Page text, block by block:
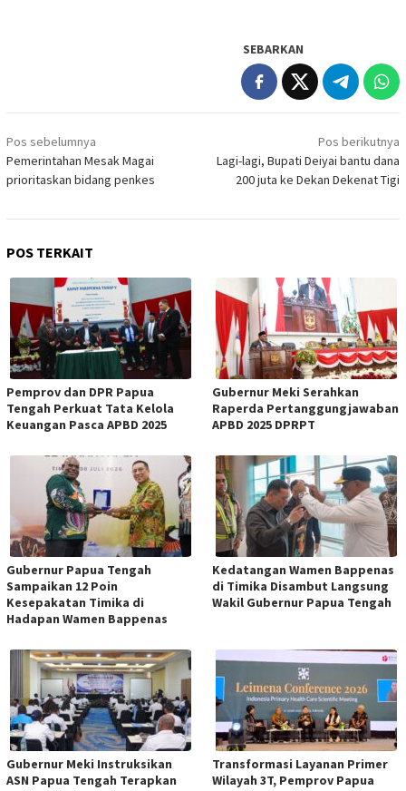
SEBARKAN
Navigasi
pos
Pos sebelumnya
Pemerintahan Mesak Magai
prioritaskan bidang penkes
Pos berikutnya
Lagi-lagi, Bupati Deiyai bantu dana
200 juta ke Dekan Dekenat Tigi
POS TERKAIT
Pemprov dan DPR Papua
Tengah Perkuat Tata Kelola
Keuangan Pasca APBD 2025
Gubernur Meki Serahkan
Raperda Pertanggungjawaban
APBD 2025 DPRPT
Gubernur Papua Tengah
Sampaikan 12 Poin
Kesepakatan Timika di
Hadapan Wamen Bappenas
Kedatangan Wamen Bappenas
di Timika Disambut Langsung
Wakil Gubernur Papua Tengah
Gubernur Meki Instruksikan
ASN Papua Tengah Terapkan
Transformasi Layanan Primer
Wilayah 3T, Pemprov Papua